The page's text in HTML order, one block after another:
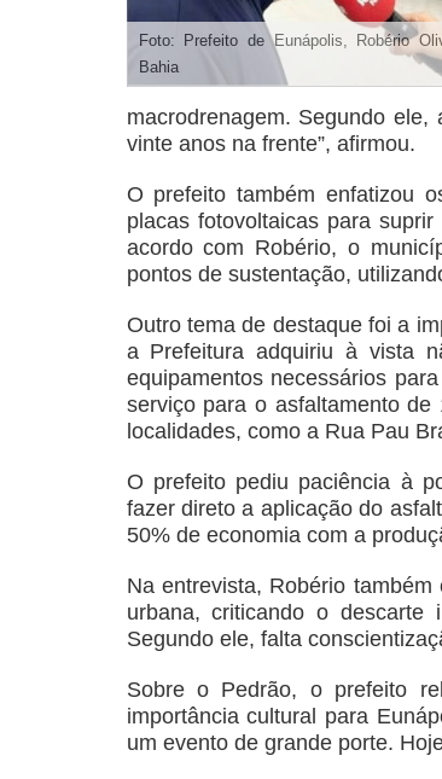
Foto: Prefeito de Eunápolis, Robério
Bahia
macrodrenagem. Segundo
vinte anos na frente”, afirmou.
O prefeito também enfatizou
placas fotovoltaicas para
acordo com Robério, o
pontos de sustentação,
Outro tema de destaque foi a
a Prefeitura adquiriu à vista
equipamentos necessários
serviço para o asfaltamento
localidades, como a Rua Pau
O prefeito pediu paciência à
fazer direto a aplicação do
50% de economia com a
Na entrevista, Robério
urbana, criticando o
Segundo ele, falta
Sobre o Pedrão, o prefeito
importância cultural para
um evento de grande porte.